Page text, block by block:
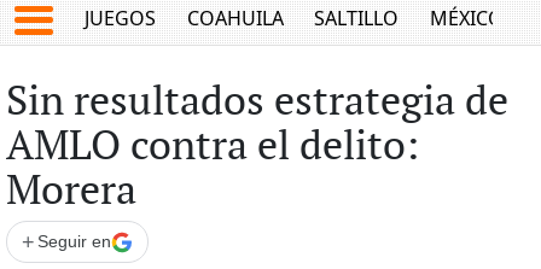
JUEGOS COAHUILA SALTILLO MÉXICO
Sin resultados estrategia de
AMLO contra el delito:
Morera
+ Seguir en